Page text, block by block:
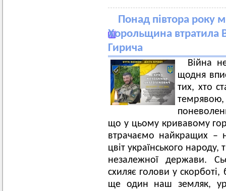
Понад півтора року
Хорольщина втратила
Гирича
Війна
щодня
тих, хто
що у цьому кривавому
втрачаємо найкращих –
цвіт українського
незалежної держави.
схиляє голови у
ще один наш земляк,